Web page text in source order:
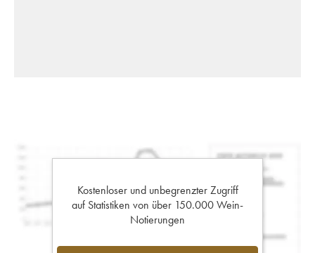
Kostenloser und unbegrenzter Zugriff
auf Statistiken von über 150.000 Wein-
Notierungen